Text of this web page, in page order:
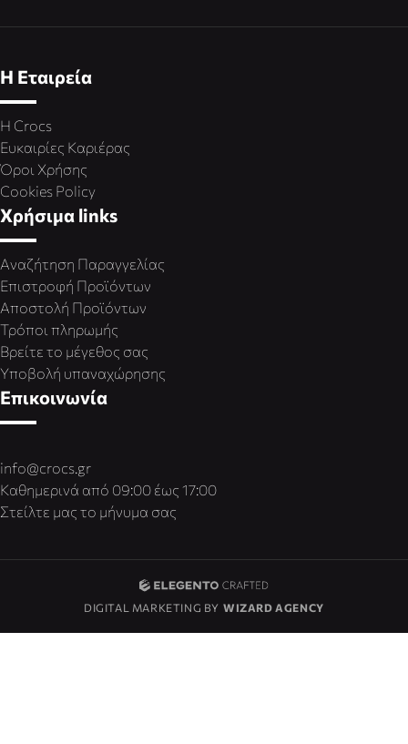
Η Εταιρεία
Η Crocs
Ευκαιρίες Καριέρας
Όροι Χρήσης
Cookies Policy
Χρήσιμα links
Αναζήτηση Παραγγελίας
Επιστροφή Προϊόντων
Αποστολή Προϊόντων
Τρόποι πληρωμής
Βρείτε το μέγεθος σας
Υποβολή υπαναχώρησης
Επικοινωνία
info@crocs.gr
Καθημερινά από 09:00 έως 17:00
Στείλτε μας το μήνυμα σας
DIGITAL MARKETING BY WIZARD AGENCY